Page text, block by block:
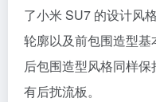
了小米 SU7 的设计风
轮廓以及前包围造型基
后包围造型风格同样
有后扰流板。